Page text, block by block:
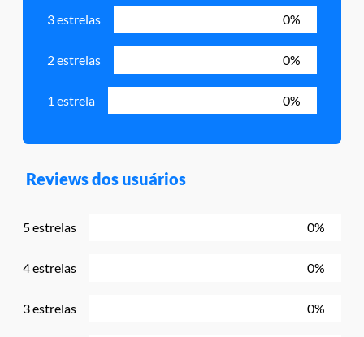
3 estrelas 0%
2 estrelas 0%
1 estrela 0%
Reviews dos usuários
5 estrelas 0%
4 estrelas 0%
3 estrelas 0%